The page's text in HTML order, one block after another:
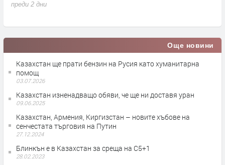
преди 2 дни
Още новини
Казахстан ще прати бензин на Русия като хуманитарна
помощ
03.07.2026
Казахстан изненадващо обяви, че ще ни доставя уран
09.06.2025
Казахстан, Армения, Киргизстан – новите хъбове на
сенчестата търговия на Путин
27.12.2024
Блинкън е в Казахстан за среща на C5+1
28.02.2023